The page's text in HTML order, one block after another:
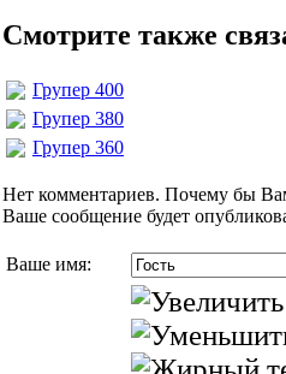
Смотрите также
Групер 400
Групер 380
Групер 360
Нет комментариев. Почему бы
Ваше сообщение будет
Ваше имя: